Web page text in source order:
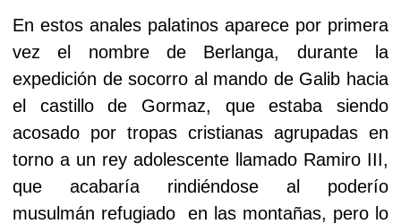
En estos anales palatinos aparece por primera
vez el nombre de Berlanga, durante la
expedición de socorro al mando de Galib hacia
el castillo de Gormaz, que estaba siendo
acosado por tropas cristianas agrupadas en
torno a un rey adolescente llamado Ramiro III,
que acabaría rindiéndose al poderío
musulmán refugiado en las montañas, pero lo